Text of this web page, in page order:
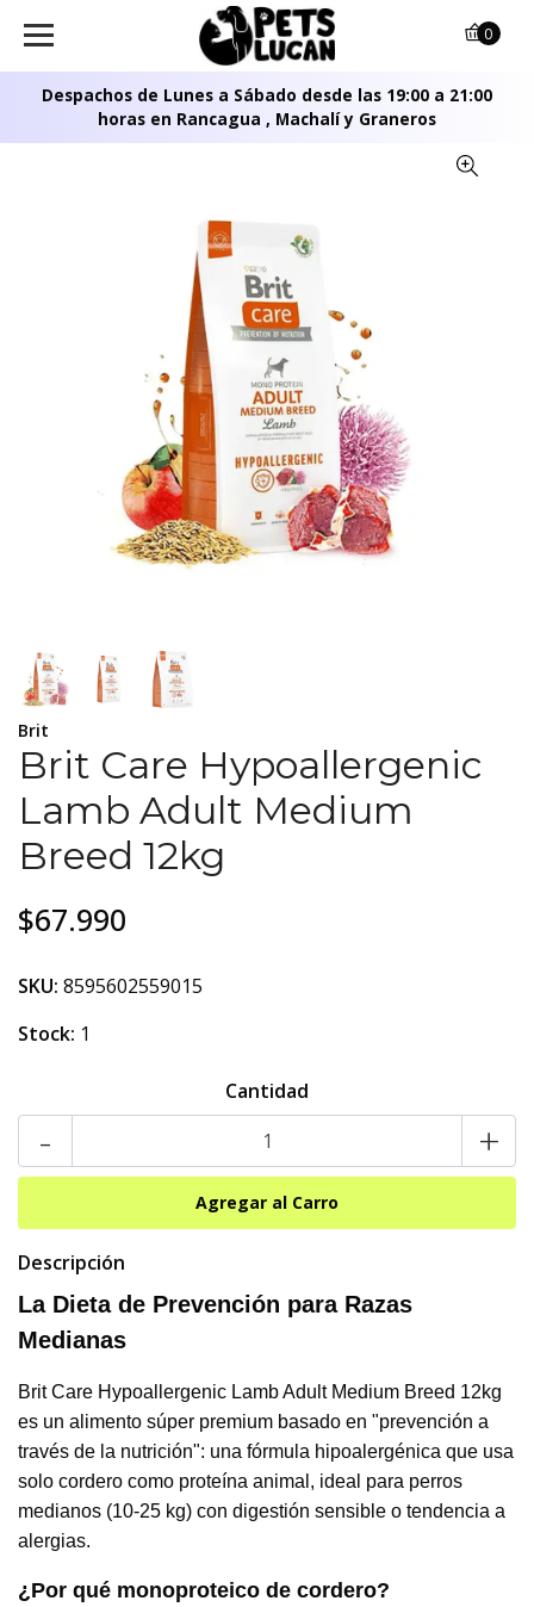
Despachos de Lunes a Sábado desde las 19:00 a 21:00
horas en Rancagua , Machalí y Graneros
0
Brit
Brit Care Hypoallergenic
Lamb Adult Medium
Breed 12kg
$67.990
SKU: 8595602559015
Stock: 1
Cantidad
- +
Descripción
La Dieta de Prevención para Razas
Medianas
Brit Care Hypoallergenic Lamb Adult Medium Breed 12kg
es un alimento súper premium basado en "prevención a
través de la nutrición": una fórmula hipoalergénica que usa
solo cordero como proteína animal, ideal para perros
medianos (10-25 kg) con digestión sensible o tendencia a
alergias.
¿Por qué monoproteico de cordero?